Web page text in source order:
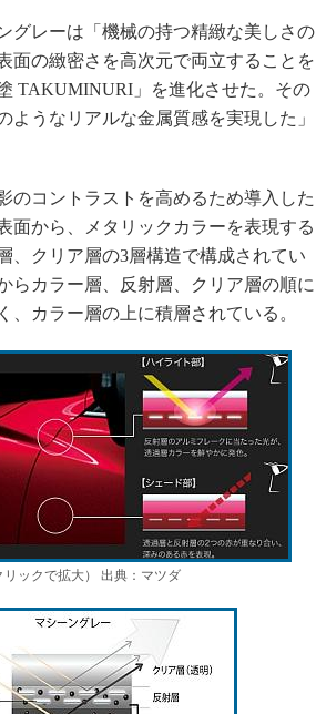
レーは「機械の持つ精緻な美しさの
面の緻密さを高次元で両立することを
TAKUMINURI」を進化させた。その
うなリアルな金属質感を実現した」
コントラストを高めるため導入した
面から、メタリックカラーを表現する
、クリア層の3層構造で構成されてい
らカラー層、反射層、クリア層の順に
カラー層の上に積層されている。
リックで拡大） 出典：マツダ